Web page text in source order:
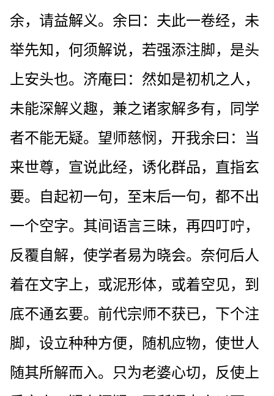
余，请益解义。余曰：夫此一卷经，未
举先知，何须解说，若强添注脚，是头
上安头也。济庵曰：然如是初机之人，
未能深解义趣，兼之诸家解多有，同学
者不能无疑。望师慈悯，开我余曰：当
来世尊，宣说此经，诱化群品，直指玄
要。自起初一句，至末后一句，都不出
一个空字。其间语言三昧，再四叮咛，
反覆自解，使学者易为晓会。奈何后人
着在文字上，或泥形体，或着空见，到
底不通玄要。前代宗师不获已，下个注
脚，设立种种方便，随机应物，使世人
随其所解而入。只为老婆心切，反使上